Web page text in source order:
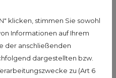
neues
Lassen Sie sich von mir
klicken, stimmen Sie sowohl
Informationen auf Ihrem
der anschließenden
dargestellten bzw.
zu (Art 6